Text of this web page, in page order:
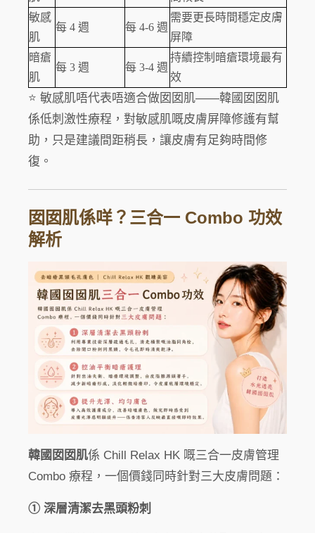
敏感
肌
每 4 週 每 4-6 週
需要更長時間穩定皮膚
屏障
暗瘡
肌
每 3 週 每 3-4 週
持續控制暗瘡環境最有
效
⭐ 敏感肌唔代表唔適合做囡囡肌——韓國囡囡肌
係低刺激性療程，對敏感肌嘅皮膚屏障修護有幫
助，只是建議間距稍長，讓皮膚有足夠時間修
復。
囡囡肌係咩？三合一 Combo 功效
解析
韓國囡囡肌係 Chill Relax HK 嘅三合一皮膚管理
Combo 療程，一個價錢同時針對三大皮膚問題：
① 深層清潔去黑頭粉刺